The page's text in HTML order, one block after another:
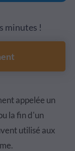
minutes !
appelée un
la fin d'un
utilisé aux